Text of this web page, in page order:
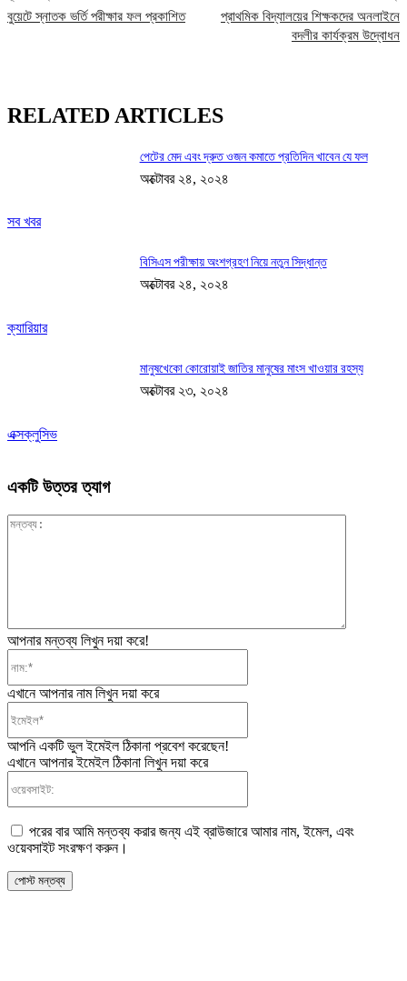
বুয়েটে স্নাতক ভর্তি পরীক্ষার ফল প্রকাশিত
প্রাথমিক বিদ্যালয়ের শিক্ষকদের অনলাইনে
বদলীর কার্যক্রম উদ্বোধন
RELATED ARTICLES
সব খবর
পেটের মেদ এবং দ্রুত ওজন কমাতে প্রতিদিন খাবেন যে ফল
অক্টোবর ২৪, ২০২৪
ক্যারিয়ার
বিসিএস পরীক্ষায় অংশগ্রহণ নিয়ে নতুন সিদ্ধান্ত
অক্টোবর ২৪, ২০২৪
এক্সক্লুসিভ
মানুষখেকো কোরোয়াই জাতির মানুষের মাংস খাওয়ার রহস্য
অক্টোবর ২৩, ২০২৪
একটি উত্তর ত্যাগ
আপনার মন্তব্য লিখুন দয়া করে!
এখানে আপনার নাম লিখুন দয়া করে
আপনি একটি ভুল ইমেইল ঠিকানা প্রবেশ করেছেন!
এখানে আপনার ইমেইল ঠিকানা লিখুন দয়া করে
পরের বার আমি মন্তব্য করার জন্য এই ব্রাউজারে আমার নাম, ইমেল, এবং
ওয়েবসাইট সংরক্ষণ করুন।